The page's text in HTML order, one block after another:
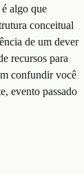
algo que
conceitual
de um dever
recursos para
confundir você
evento passado